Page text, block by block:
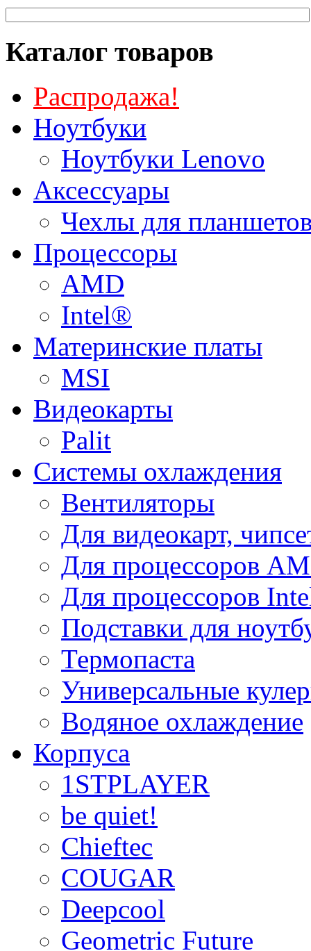
Каталог товаров
Распродажа!
Ноутбуки
Ноутбуки Lenovo
Аксессуары
Чехлы для
Процессоры
AMD
Intel®
Материнские платы
MSI
Видеокарты
Palit
Системы охлаждения
Вентиляторы
Для видеокарт,
Для процессоров
Для процессоров
Подставки для
Термопаста
Универсальные
Водяное охлаждение
Корпуса
1STPLAYER
be quiet!
Chieftec
COUGAR
Deepcool
Geometric Future